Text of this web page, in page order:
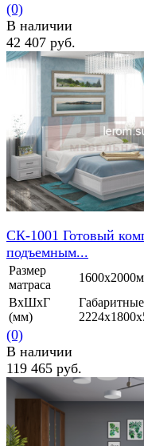
избранное сравнить
(0)
В наличии
42 407 руб.
избранное сравнить
СК-1001 Готовый
подъемным...
Размер
матраса
ВхШхГ
(мм)
(0)
В наличии
119 465 руб.